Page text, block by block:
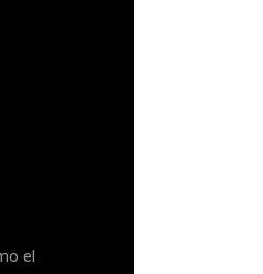
el